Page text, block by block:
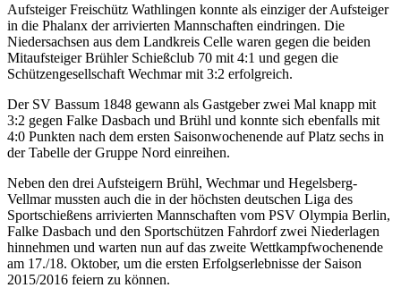
Aufsteiger Freischütz Wathlingen konnte als einziger der Aufsteiger
in die Phalanx der arrivierten Mannschaften eindringen. Die
Niedersachsen aus dem Landkreis Celle waren gegen die beiden
Mitaufsteiger Brühler Schießclub 70 mit 4:1 und gegen die
Schützengesellschaft Wechmar mit 3:2 erfolgreich.
Der SV Bassum 1848 gewann als Gastgeber zwei Mal knapp mit
3:2 gegen Falke Dasbach und Brühl und konnte sich ebenfalls mit
4:0 Punkten nach dem ersten Saisonwochenende auf Platz sechs in
der Tabelle der Gruppe Nord einreihen.
Neben den drei Aufsteigern Brühl, Wechmar und Hegelsberg-
Vellmar mussten auch die in der höchsten deutschen Liga des
Sportschießens arrivierten Mannschaften vom PSV Olympia Berlin,
Falke Dasbach und den Sportschützen Fahrdorf zwei Niederlagen
hinnehmen und warten nun auf das zweite Wettkampfwochenende
am 17./18. Oktober, um die ersten Erfolgserlebnisse der Saison
2015/2016 feiern zu können.